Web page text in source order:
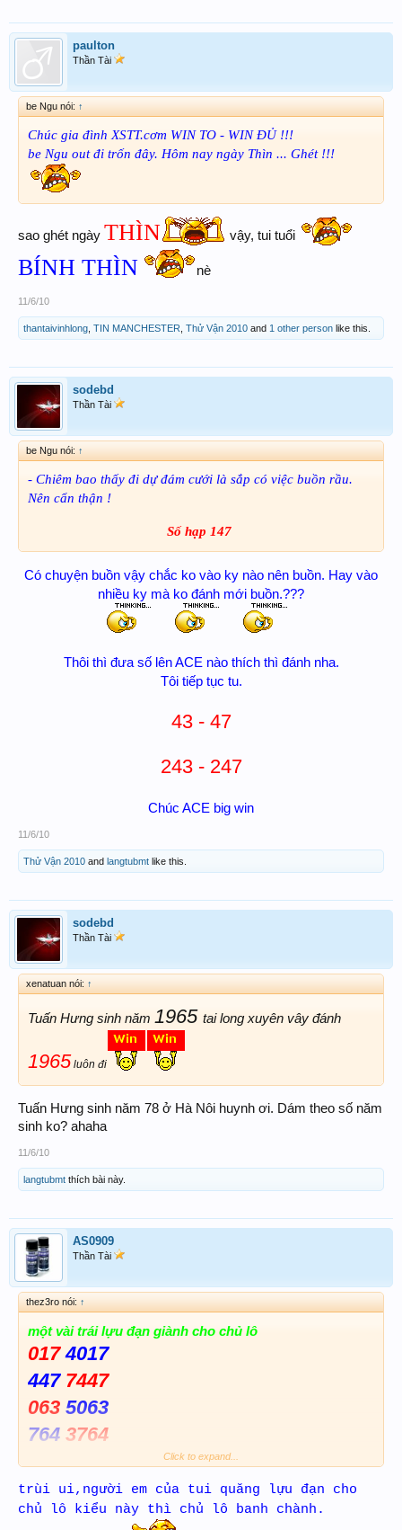
paulton
Thần Tài
be Ngu nói: ↑
Chúc gia đình XSTT.cơm WIN TO - WIN ĐỦ !!!
be Ngu out đi trốn đây. Hôm nay ngày Thìn ... Ghét !!!
sao ghét ngày THÌN vậy, tui tuổi
BÍNH THÌN nè
11/6/10
thantaivinhlong TIN MANCHESTER Thử Vận 2010 and 1 other person like this.
sodebd
Thần Tài
be Ngu nói: ↑
- Chiêm bao thấy đi dự đám cưới là sắp có việc buồn rầu.
Nên cẩn thận !
Số hạp 147
Có chuyện buồn vậy chắc ko vào ky nào nên buồn. Hay vào
nhiều ky mà ko đánh mới buồn.???
Thôi thì đưa số lên ACE nào thích thì đánh nha.
Tôi tiếp tục tu.
43 - 47
243 - 247
Chúc ACE big win
11/6/10
Thử Vận 2010 and langtubmt like this.
sodebd
Thần Tài
xenatuan nói: ↑
Tuấn Hưng sinh năm 1965 tai long xuyên vây đánh
1965 luôn đi
Tuấn Hưng sinh năm 78 ở Hà Nôi huynh ơi. Dám theo số năm
sinh ko? ahaha
11/6/10
langtubmt thích bài này.
AS0909
Thần Tài
thez3ro nói: ↑
một vài trái lựu đạn giành cho chủ lô
017 4017
447 7447
063 5063
764 3764
855 5855
tèn tén ten,
Click to expand...
trùi ui,người em của tui quăng lựu đạn cho
chủ lô kiểu này thì chủ lô banh chành.